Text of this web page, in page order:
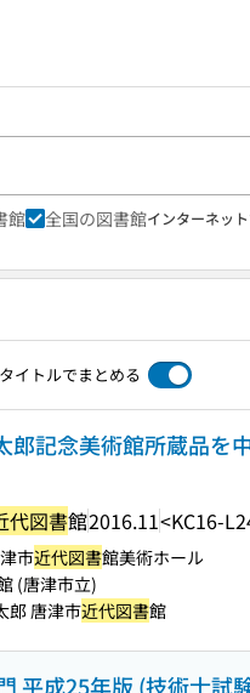
館 全国の図書館インターネッ
タイトルでまとめる
郎記念美術館所蔵品を
代図書館2016.11<KC16-
市近代図書館美術ホール
(唐津市立)
郎 唐津市近代図書館
平成25年版 (技術士試